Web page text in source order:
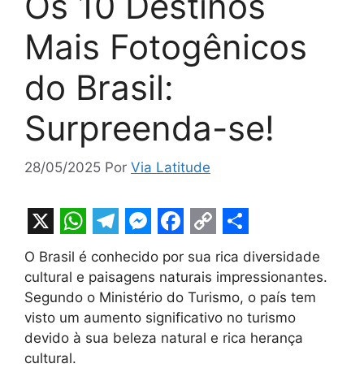
Mais Fotogênicos
do Brasil:
Surpreenda-se!
28/05/2025 Por Via Latitude
X W
h
a
t
s
T
e
l
e
g
M
e
s
s
e
F
a
c
e
b
C
o
p
y
L
S
h
a
r
e
O Brasil é conhecido por sua rica diversidade
cultural e paisagens naturais impressionantes.
Segundo o Ministério do Turismo, o país tem
visto um aumento significativo no turismo
devido à sua beleza natural e rica herança
cultural.